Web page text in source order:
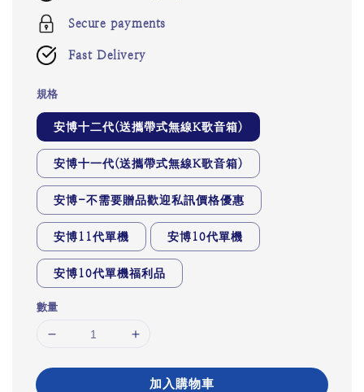
Secure payments
Fast Delivery
規格
安博十二代(送攜帶式無線K歌音箱)
安博十一代(送攜帶式無線K歌音箱)
安博-不需要贈品歡迎私訊價格優惠
安博11代單機 安博10代單機
安博10代單機福利品
數量
加入購物車